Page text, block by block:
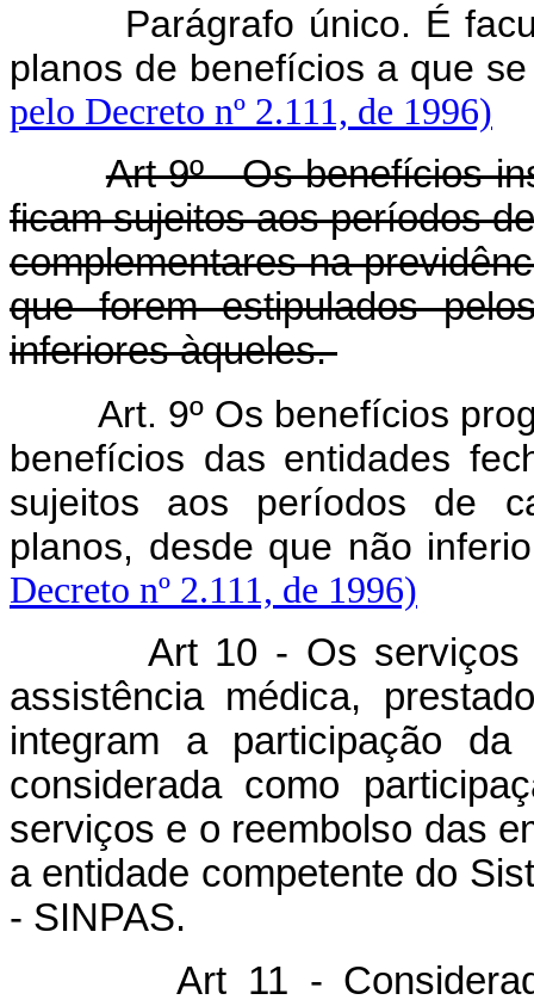
Parágrafo único. É
planos de benefícios a que
pelo Decreto nº 2.111, de 1996)
Art 9º - Os benefícios
ficam sujeitos aos períodos
complementares na
que forem estipulados
inferiores àqueles.
Art. 9º Os benefícios
benefícios das entidades
sujeitos aos períodos de
planos, desde que não
Decreto nº 2.111, de 1996)
Art 10 - Os serviços
assistência médica,
integram a participação
considerada como
serviços e o reembolso das
a entidade competente do
- SINPAS.
Art 11 - Considerado